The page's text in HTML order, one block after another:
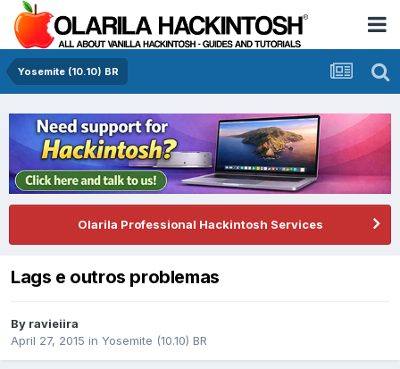
Yosemite (10.10) BR
Olarila Professional Hackintosh Services
Lags e outros problemas
By ravieiira
April 27, 2015 in Yosemite (10.10) BR